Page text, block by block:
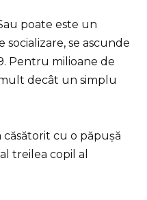
poate este un
se ascunde
Pentru milioane de
decât un simplu
căsătorit cu o păpușă
treilea copil al